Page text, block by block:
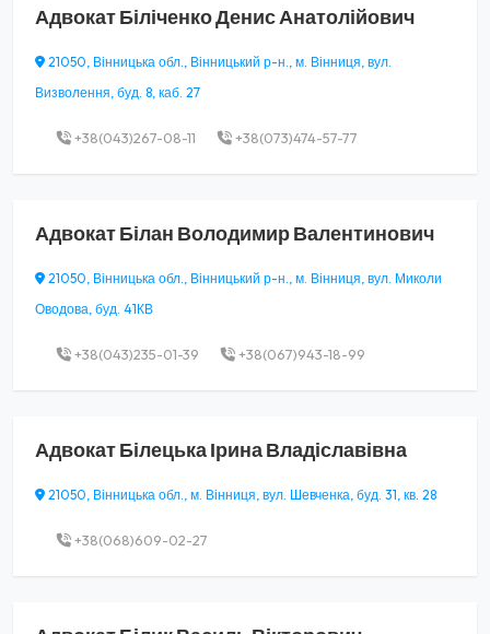
АдвокатБіліченко Денис Анатолійович
21050, Вінницька обл., Вінницький р-н., м. Вінниця, вул.
Визволення, буд. 8, каб. 27
+38(043)267-08-11 +38(073)474-57-77
АдвокатБілан Володимир Валентинович
21050, Вінницька обл., Вінницький р-н., м. Вінниця, вул. Миколи
Оводова, буд. 41КВ
+38(043)235-01-39 +38(067)943-18-99
АдвокатБілецька Ірина Владіславівна
21050, Вінницька обл., м. Вінниця, вул. Шевченка, буд. 31, кв. 28
+38(068)609-02-27